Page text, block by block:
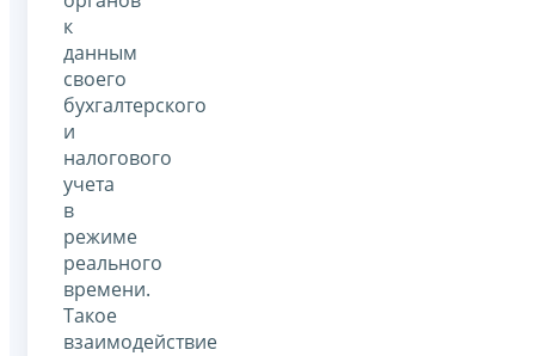
к
данным
своего
бухгалтерского
и
налогового
учета
в
режиме
реального
времени.
Такое
взаимодействие